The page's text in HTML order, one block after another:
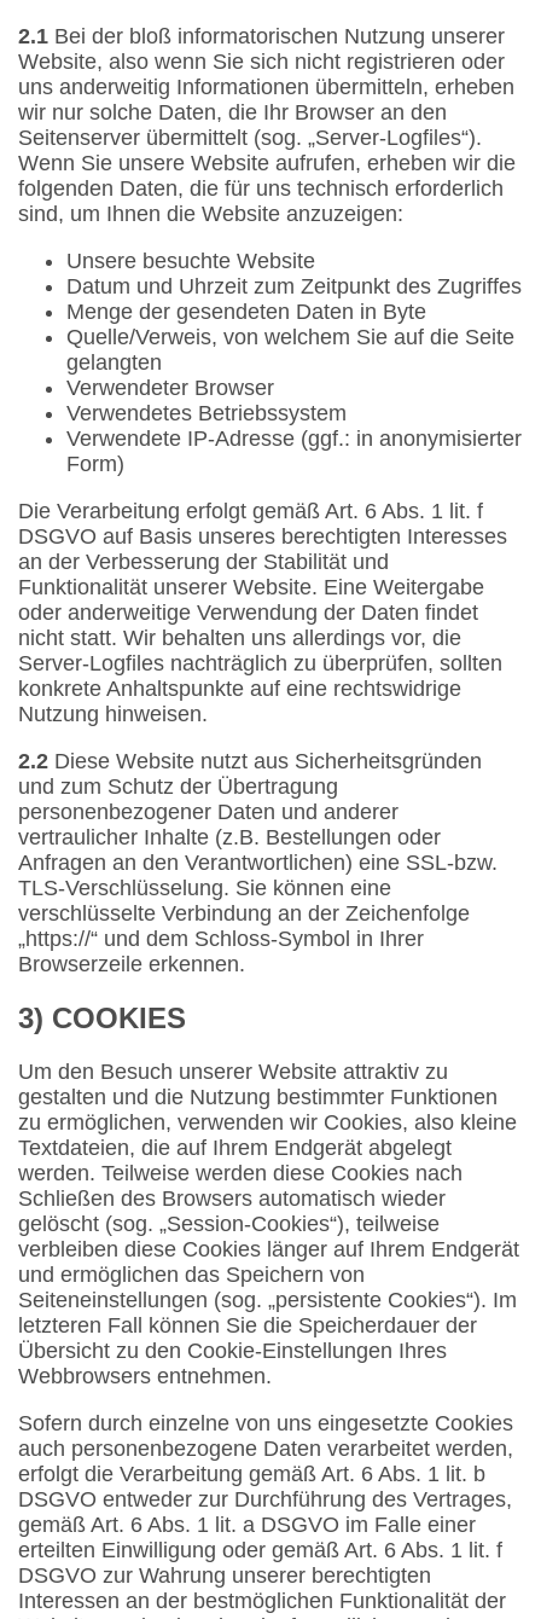
2.1 Bei der bloß informatorischen Nutzung unserer
Website, also wenn Sie sich nicht registrieren oder
uns anderweitig Informationen übermitteln, erheben
wir nur solche Daten, die Ihr Browser an den
Seitenserver übermittelt (sog. „Server-Logfiles“).
Wenn Sie unsere Website aufrufen, erheben wir die
folgenden Daten, die für uns technisch erforderlich
sind, um Ihnen die Website anzuzeigen:
Unsere besuchte Website
Datum und Uhrzeit zum Zeitpunkt des Zugriffes
Menge der gesendeten Daten in Byte
Quelle/Verweis, von welchem Sie auf die Seite
gelangten
Verwendeter Browser
Verwendetes Betriebssystem
Verwendete IP-Adresse (ggf.: in anonymisierter
Form)
Die Verarbeitung erfolgt gemäß Art. 6 Abs. 1 lit. f
DSGVO auf Basis unseres berechtigten Interesses
an der Verbesserung der Stabilität und
Funktionalität unserer Website. Eine Weitergabe
oder anderweitige Verwendung der Daten findet
nicht statt. Wir behalten uns allerdings vor, die
Server-Logfiles nachträglich zu überprüfen, sollten
konkrete Anhaltspunkte auf eine rechtswidrige
Nutzung hinweisen.
2.2 Diese Website nutzt aus Sicherheitsgründen
und zum Schutz der Übertragung
personenbezogener Daten und anderer
vertraulicher Inhalte (z.B. Bestellungen oder
Anfragen an den Verantwortlichen) eine SSL-bzw.
TLS-Verschlüsselung. Sie können eine
verschlüsselte Verbindung an der Zeichenfolge
„https://“ und dem Schloss-Symbol in Ihrer
Browserzeile erkennen.
3) COOKIES
Um den Besuch unserer Website attraktiv zu
gestalten und die Nutzung bestimmter Funktionen
zu ermöglichen, verwenden wir Cookies, also kleine
Textdateien, die auf Ihrem Endgerät abgelegt
werden. Teilweise werden diese Cookies nach
Schließen des Browsers automatisch wieder
gelöscht (sog. „Session-Cookies“), teilweise
verbleiben diese Cookies länger auf Ihrem Endgerät
und ermöglichen das Speichern von
Seiteneinstellungen (sog. „persistente Cookies“). Im
letzteren Fall können Sie die Speicherdauer der
Übersicht zu den Cookie-Einstellungen Ihres
Webbrowsers entnehmen.
Sofern durch einzelne von uns eingesetzte Cookies
auch personenbezogene Daten verarbeitet werden,
erfolgt die Verarbeitung gemäß Art. 6 Abs. 1 lit. b
DSGVO entweder zur Durchführung des Vertrages,
gemäß Art. 6 Abs. 1 lit. a DSGVO im Falle einer
erteilten Einwilligung oder gemäß Art. 6 Abs. 1 lit. f
DSGVO zur Wahrung unserer berechtigten
Interessen an der bestmöglichen Funktionalität der